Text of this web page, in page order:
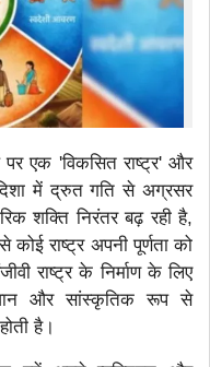
एक 'विकसित राष्ट्र' और
में द्रुत गति से अग्रसर
शक्ति निरंतर बढ़ रही है,
राष्ट्र अपनी पूर्णता को
राष्ट्र के निर्माण के लिए
और सांस्कृतिक रूप से
है।